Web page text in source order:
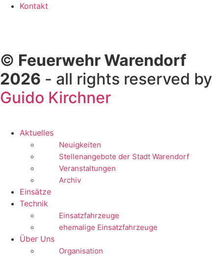
Kontakt
© Feuerwehr Warendorf
2026 - all rights reserved by
Guido Kirchner
Aktuelles
Neuigkeiten
Stellenangebote der Stadt Warendorf
Veranstaltungen
Archiv
Einsätze
Technik
Einsatzfahrzeuge
ehemalige Einsatzfahrzeuge
Über Uns
Organisation